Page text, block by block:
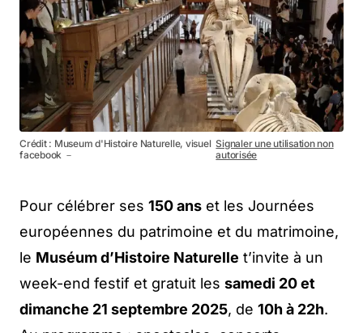
Crédit : Museum d'Histoire Naturelle, visuel
facebook －
Signaler une utilisation non
autorisée
Pour célébrer ses 150 ans et les Journées
européennes du patrimoine et du matrimoine,
le Muséum d’Histoire Naturelle t’invite à un
week-end festif et gratuit les samedi 20 et
dimanche 21 septembre 2025, de 10h à 22h.